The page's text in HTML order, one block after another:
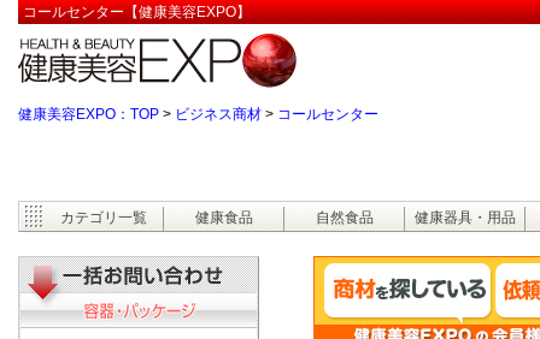
コールセンター【健康美容EXPO】
健康美容EXPO：TOP > ビジネス商材 > コールセンター
カテゴリ一覧 健康食品 自然食品 健康器具・用品